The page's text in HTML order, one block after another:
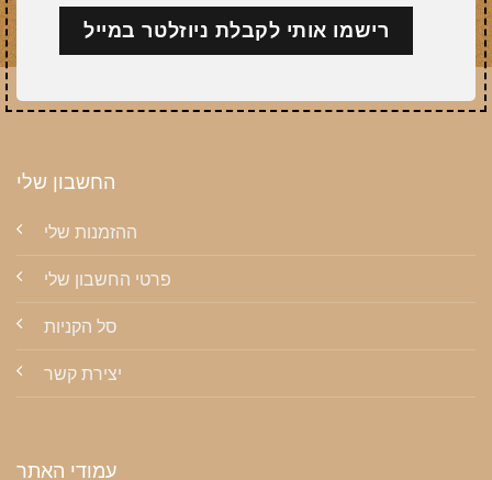
החשבון שלי
ההזמנות שלי
פרטי החשבון שלי
סל הקניות
יצירת קשר
עמודי האתר